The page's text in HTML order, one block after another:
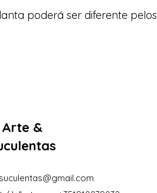
poderá ser diferente pelos
Arte &